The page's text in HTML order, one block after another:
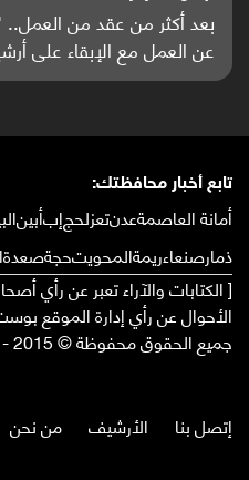
توقفه باحثون من
واعدة منشورة
تابع أخبار محافظتك:
أمانة العاصمةعدنتعزلحجإبأبين
ذمارصنعاءريمةالمحويتحجةصعدة
[ الكتابات والآراء تعبر عن رأي
الأحوال عن رأي إدارة الموقع
جميع الحقوق محفوظة © 2015 - 2026
إتصل بنا الأرشيف
من نحن